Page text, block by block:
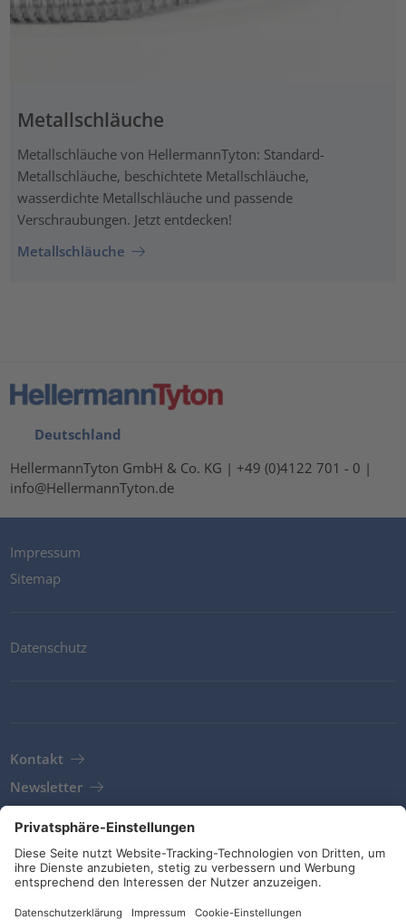
Metallschläuche
Metallschläuche von HellermannTyton: Standard-
Metallschläuche, beschichtete Metallschläuche,
wasserdichte Metallschläuche und passende
Verschraubungen. Jetzt entdecken!
Metallschläuche
Deutschland
HellermannTyton GmbH & Co. KG | +49 (0)4122 701 - 0 |
info@HellermannTyton.de
Impressum
Sitemap
Datenschutz
Kontakt
Newsletter
AGB
Richtlinien und Bekentnisse